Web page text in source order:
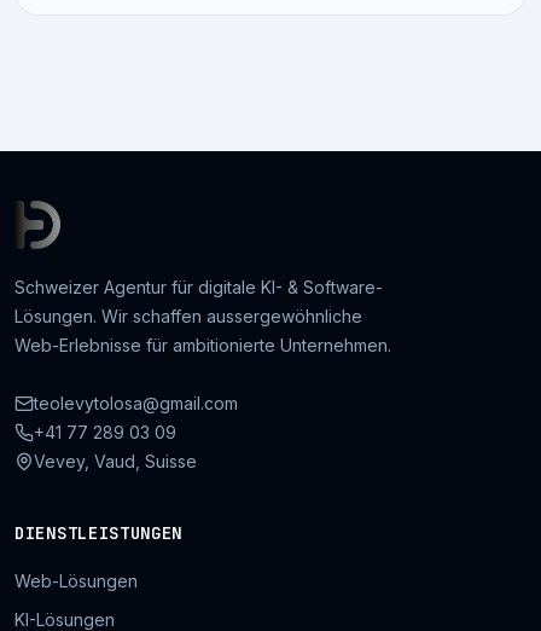
Schweizer Agentur für digitale KI- & Software-
Lösungen. Wir schaffen aussergewöhnliche
Web-Erlebnisse für ambitionierte Unternehmen.
teolevytolosa@gmail.com
+41 77 289 03 09
Vevey, Vaud, Suisse
DIENSTLEISTUNGEN
Web-Lösungen
KI-Lösungen